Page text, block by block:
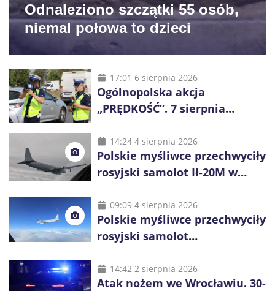
Odnaleziono szczątki 55 osób,
niemal połowa to dzieci
17:01 6 sierpnia 2026
Ogólnopolska akcja
„PRĘDKOŚĆ”. 7 sierpnia
14:24 4 sierpnia 2026
Polskie myśliwce przechwyciły
rosyjski samolot Ił-20M w
09:09 4 sierpnia 2026
Polskie myśliwce przechwyciły
rosyjski samolot
14:42 2 sierpnia 2026
Atak nożem we Wrocławiu. 30-